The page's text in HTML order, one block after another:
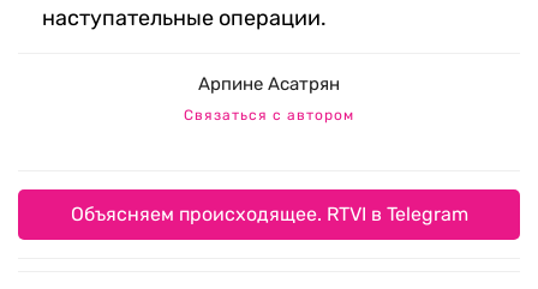
наступательные операции.
Арпине Асатрян
Связаться с автором
Объясняем происходящее. RTVI в Telegram